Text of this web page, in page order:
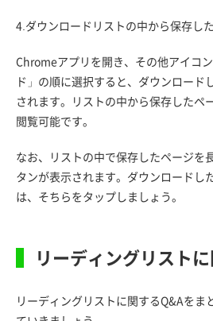
4.ダウンロードリストの中から保存し
Chromeアプリを開き、その他アイコ
ド」の順に選択すると、ダウンロード
されます。リストの中から保存したペ
閲覧可能です。
なお、リストの中で保存したページを
タンが表示されます。ダウンロードし
は、そちらをタップしましょう。
リーディングリスト
リーディングリストに関するQ&Aをま